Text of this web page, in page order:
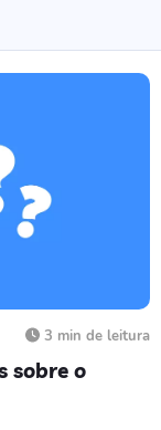
3 min de leitura
sobre o